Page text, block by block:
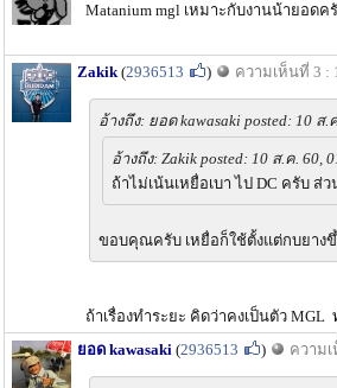
Matanium mgl เหมาะกับงานน้ายอดค
Zakik(2936513 ) ความเห็นที่ 3 :
อ้างถึง: ยอด kawasaki posted: 10 ส.
อ้างถึง: Zakik posted: 10 ส.ค. 60,
ถ้าไม่เน้นเหยื่อเบา ไป DC ครับ
ขอบคุณครับ เหยื่อก็ใช้ตั้งแต่กบยาง
ถ้าเรื่องทำระยะ คิดว่าคงเป็นตัว
ยอด kawasaki (2936513 ) ความเ